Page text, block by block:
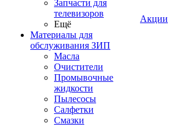
Запчасти для
телевизоров
Ещё
Материалы для
обслуживания ЗИП
Масла
Очистители
Промывочные
жидкости
Пылесосы
Салфетки
Смазки
Акции